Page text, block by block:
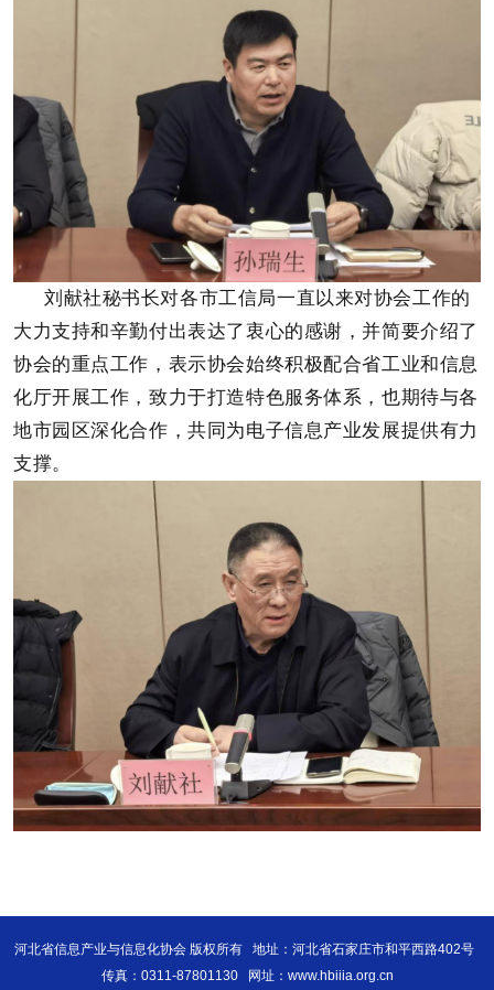
刘献社秘书长对各市工信局一直以来对协会工作的
大力支持和辛勤付出表达了衷心的感谢， 并简要介绍了
协会的重点工作，表示协会始终积极配合省工业和信息
化厅开展工作，致力于打造特色服务体系，也期待与各
地市园区深化合作，共同为电子信息产业发展提供有力
支撑。
河北省信息产业与信息化协会 版权所有
地址：河北省石家庄市和平西路402号
传真：0311-87801130
网址：www.hbiiia.org.cn